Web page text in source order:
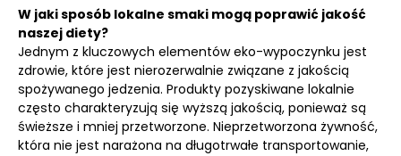
W jaki sposób lokalne smaki mogą poprawić jakość
naszej diety?
Jednym z kluczowych elementów eko-wypoczynku jest
zdrowie, które jest nierozerwalnie związane z jakością
spożywanego jedzenia. Produkty pozyskiwane lokalnie
często charakteryzują się wyższą jakością, ponieważ są
świeższe i mniej przetworzone. Nieprzetworzona żywność,
która nie jest narażona na długotrwałe transportowanie,